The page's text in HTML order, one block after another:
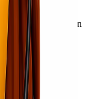
tantangan
reputasi perusahaan
memberikan
Apakah
Pastikan